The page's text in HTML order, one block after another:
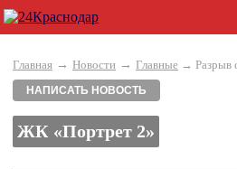
Главная → Новости → Главные → Разрыв
НАПИСАТЬ НОВОСТЬ
ЖК «Портрет 2»